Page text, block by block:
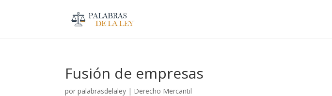
Fusión de empresas
porpalabrasdelaley | Derecho Mercantil